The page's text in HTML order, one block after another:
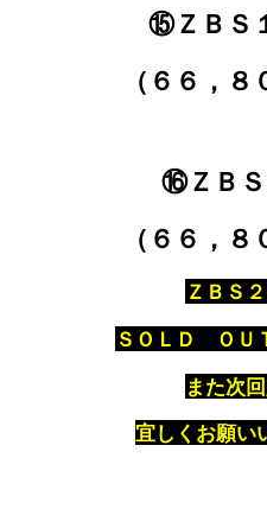
⑮ＺＢＳ
（６６，８
⑯ＺＢＳ
（６６，８
ＺＢＳ
ＳＯＬＤ ＯＵ
また次
宜しくお願い